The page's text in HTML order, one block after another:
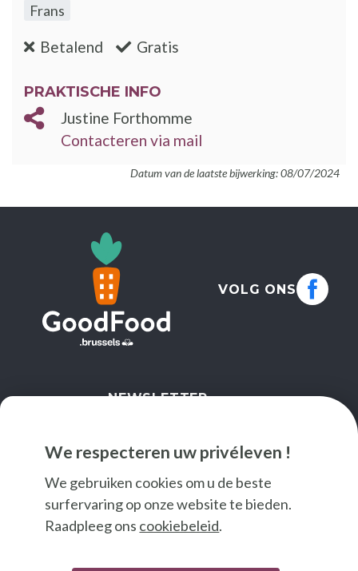
We respecteren uw privéleven !
We gebruiken cookies om u de beste
surfervaring op onze website te bieden.
Raadpleeg ons cookiebeleid.
Frans
Betalend :nee Gratis
PRAKTISCHE INFO
Justine Forthomme
Contacteren via mail
Datum van de laatste bijwerking: 08/07/2024
VOLG ONS
NEWSLETTER